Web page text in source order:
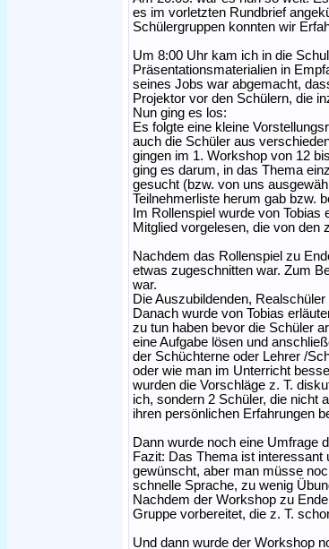
es im vorletzten Rundbrief
Schülergruppen konnten wir
Um 8:00 Uhr kam ich in die
Präsentationsmaterialien in
seines Jobs war abgemacht,
Projektor vor den Schülern, die
Nun ging es los:
Es folgte eine kleine
auch die Schüler aus
gingen im 1. Workshop von 12
ging es darum, in das Thema
gesucht (bzw. von uns
Teilnehmerliste herum gab bzw.
Im Rollenspiel wurde von
Mitglied vorgelesen, die von den
Nachdem das Rollenspiel zu
etwas zugeschnitten war. Zum
war.
Die Auszubildenden,
Danach wurde von Tobias
zu tun haben bevor die Schüler
eine Aufgabe lösen und
der Schüchterne oder Lehrer /
oder wie man im Unterricht
wurden die Vorschläge z. T.
ich, sondern 2 Schüler, die nicht
ihren persönlichen Erfahrungen
Dann wurde noch eine Umfrage
Fazit: Das Thema ist
gewünscht, aber man müsse
schnelle Sprache, zu wenig
Nachdem der Workshop zu
Gruppe vorbereitet, die z. T.
Und dann wurde der Workshop